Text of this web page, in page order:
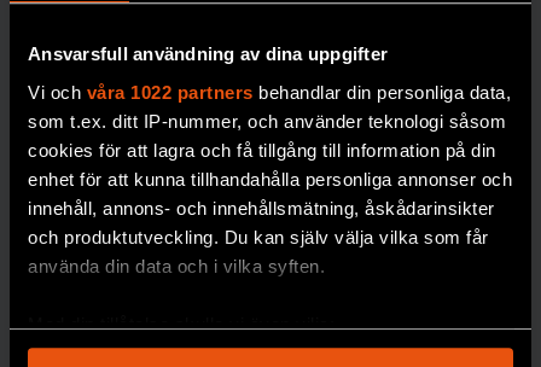
Ansvarsfull användning av dina uppgifter
Vi och våra 1022 partners behandlar din personliga data,
som t.ex. ditt IP-nummer, och använder teknologi såsom
cookies för att lagra och få tillgång till information på din
enhet för att kunna tillhandahålla personliga annonser och
innehåll, annons- och innehållsmätning, åskådarinsikter
och produktutveckling. Du kan själv välja vilka som får
använda din data och i vilka syften.
Med din tillåtelse skulle vi även vilja:
miljögifter
Miljöprovbanken vid
Naturhistoriska
riksmuseet är en av
världens äldsta och
mest omfattande. Nu
behöver den byggas
PREMIUM GIFTER